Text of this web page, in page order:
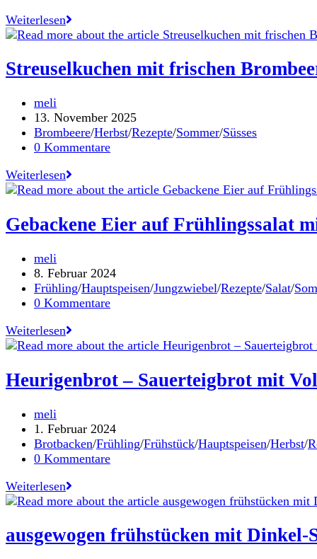
Weiterlesender
flauschigste
aller
Zeiten
Streuselkuchen mit frischen
Beitrags-
Autor:
meli
Beitrag
veröffentlicht:
13. November 2025
Beitrags-
Kategorie:
Brombeere/Herbst/Rezepte/Sommer/Süsses
Beitrags-
0 Kommentare
WeiterlesenStreuselkuchen
mit
Brombeeren
Gebackene Eier auf Frühlingssalat
Beitrags-
Autor:
meli
Beitrag
veröffentlicht:
8. Februar 2024
Beitrags-
Kategorie:
Frühling/Hauptspeisen/Jungzwiebel/Rezepte/Salat/
Beitrags-
0 Kommentare
WeiterlesenGebackene
Eier
Frühlingssalat
mit
Heurigenbrot – Sauerteigbrot mit
Beitrags-
Autor:
meli
Beitrag
veröffentlicht:
1. Februar 2024
Beitrags-
Kategorie:
Brotbacken/Frühling/Frühstück/Hauptspeisen/Herbst/
Beitrags-
0 Kommentare
WeiterlesenHeurigenbrot
–
mit
Vollkornmehl
ausgewogen frühstücken mit